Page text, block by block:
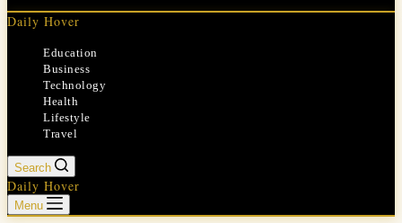
Daily Hover
Education
Business
Technology
Health
Lifestyle
Travel
Search
Daily Hover
Menu